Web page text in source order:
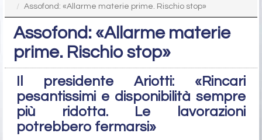
Assofond: «Allarme materie prime. Rischio stop»
Assofond: «Allarme materie
prime. Rischio stop»
Il presidente Ariotti: «Rincari
pesantissimi e disponibilità sempre
più ridotta. Le lavorazioni
potrebbero fermarsi»